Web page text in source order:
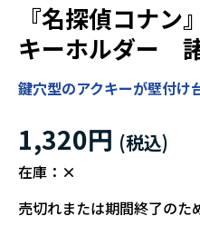
『名探偵コナン
キーホルダー
鍵穴型のアクキーが壁付け
1,320円
在庫： ×
売切れまたは期間終了のた